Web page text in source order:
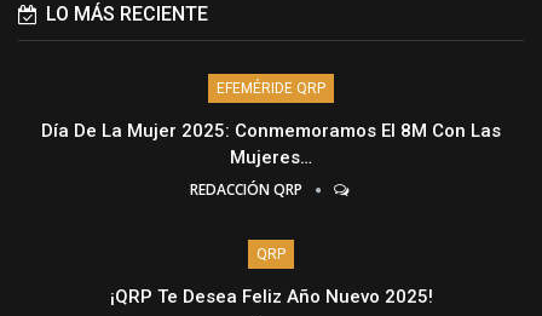
LO MÁS RECIENTE
EFEMÉRIDE QRP
Día De La Mujer 2025: Conmemoramos El 8M Con Las
Mujeres…
REDACCIÓN QRP
QRP
¡QRP Te Desea Feliz Año Nuevo 2025!